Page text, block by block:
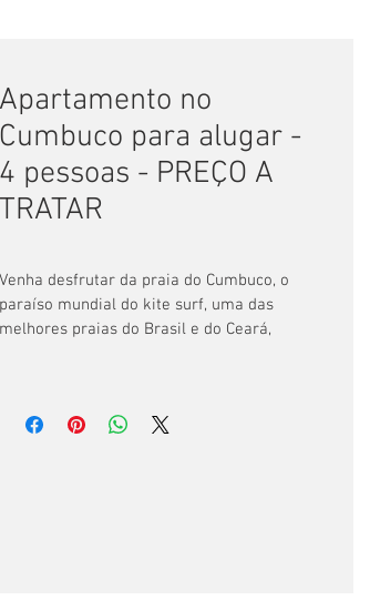
Apartamento no
Cumbuco para alugar -
4 pessoas - PREÇO A
TRATAR
Venha desfrutar da praia do Cumbuco, o
paraíso mundial do kite surf, uma das
melhores praias do Brasil e do Ceará,
Alugo um apartamento para temporada